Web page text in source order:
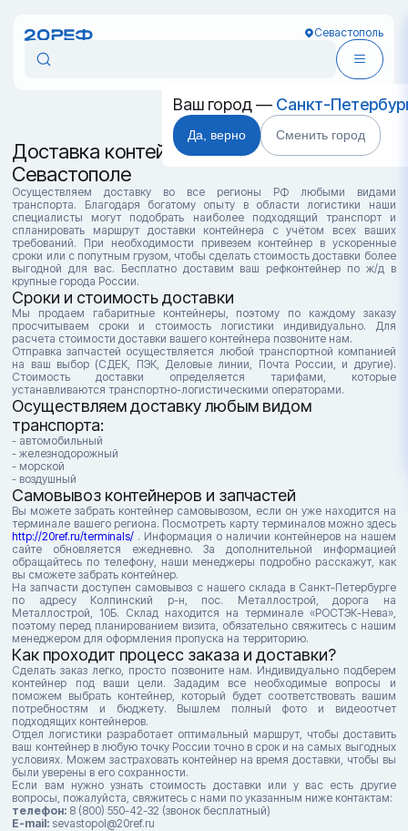
Севастополь
Ваш город — Санкт-
Да, верно Сменить город
Доставка контейнеров в
Севастополе
Осуществляем доставку во все регионы РФ любыми видами
транспорта. Благодаря богатому опыту в области логистики наши
специалисты могут подобрать наиболее подходящий транспорт и
спланировать маршрут доставки контейнера с учётом всех ваших
требований. При необходимости привезем контейнер в ускоренные
сроки или с попутным грузом, чтобы сделать стоимость доставки более
выгодной для вас. Бесплатно доставим ваш рефконтейнер по ж/д в
крупные города России.
Сроки и стоимость доставки
Мы продаем габаритные контейнеры, поэтому по каждому заказу
просчитываем сроки и стоимость логистики индивидуально. Для
расчета стоимости доставки вашего контейнера позвоните нам.
Отправка запчастей осуществляется любой транспортной компанией
на ваш выбор (СДЕК, ПЭК, Деловые линии, Почта России, и другие).
Стоимость доставки определяется тарифами, которые
устанавливаются транспортно-логистическими операторами.
Осуществляем доставку любым видом
транспорта:
- автомобильный
- железнодорожный
- морской
- воздушный
Самовывоз контейнеров и запчастей
Вы можете забрать контейнер самовывозом, если он уже находится на
терминале вашего региона. Посмотреть карту терминалов можно здесь
http://20ref.ru/terminals/ . Информация о наличии контейнеров на нашем
сайте обновляется ежедневно. За дополнительной информацией
обращайтесь по телефону, наши менеджеры подробно расскажут, как
вы сможете забрать контейнер.
На запчасти доступен самовывоз с нашего склада в Санкт-Петербурге
по адресу Колпинский р-н, пос. Металлострой, дорога на
Металлострой, 10Б. Склад находится на терминале «РОСТЭК-Нева»,
поэтому перед планированием визита, обязательно свяжитесь с нашим
менеджером для оформления пропуска на территорию.
Как проходит процесс заказа и доставки?
Сделать заказ легко, просто позвоните нам. Индивидуально подберем
контейнер под ваши цели. Зададим все необходимые вопросы и
поможем выбрать контейнер, который будет соответствовать вашим
потребностям и бюджету. Вышлем полный фото и видеоотчет
подходящих контейнеров.
Отдел логистики разработает оптимальный маршрут, чтобы доставить
ваш контейнер в любую точку России точно в срок и на самых выгодных
условиях. Можем застраховать контейнер на время доставки, чтобы вы
были уверены в его сохранности.
Если вам нужно узнать стоимость доставки или у вас есть другие
вопросы, пожалуйста, свяжитесь с нами по указанным ниже контактам:
телефон: 8 (800) 550-42-32 (звонок бесплатный)
E-mail: sevastopol@20ref.ru